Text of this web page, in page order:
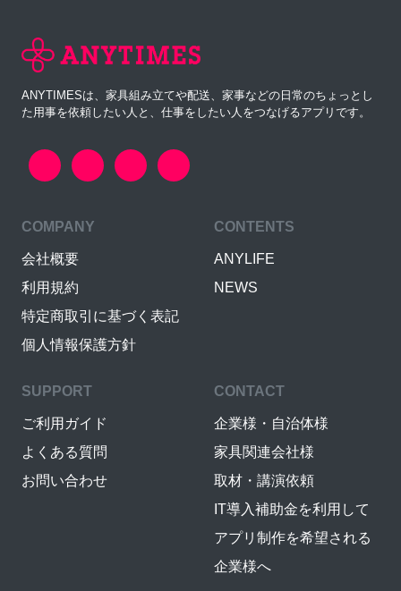
ANYTIMESは、家具組み立てや配送、家事などの日常のちょっとし
た用事を依頼したい人と、仕事をしたい人をつなげるアプリです。
COMPANY
会社概要
利用規約
特定商取引に基づく表記
個人情報保護方針
CONTENTS
ANYLIFE
NEWS
SUPPORT
ご利用ガイド
よくある質問
お問い合わせ
CONTACT
企業様・自治体様
家具関連会社様
取材・講演依頼
IT導入補助金を利用して
アプリ制作を希望される
企業様へ